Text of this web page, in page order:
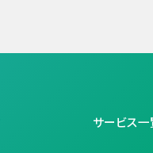
サービス一